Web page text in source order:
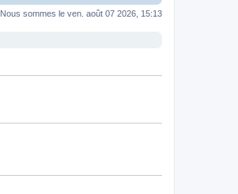
Nous sommes le ven. août 07 2026, 15:13